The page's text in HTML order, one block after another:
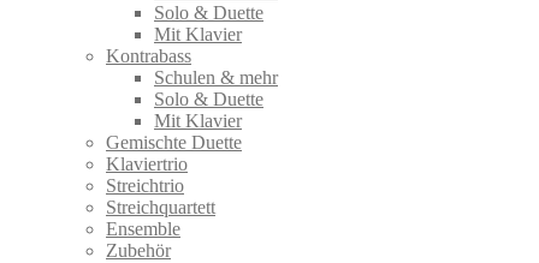
Solo & Duette
Mit Klavier
Kontrabass
Schulen & mehr
Solo & Duette
Mit Klavier
Gemischte Duette
Klaviertrio
Streichtrio
Streichquartett
Ensemble
Zubehör